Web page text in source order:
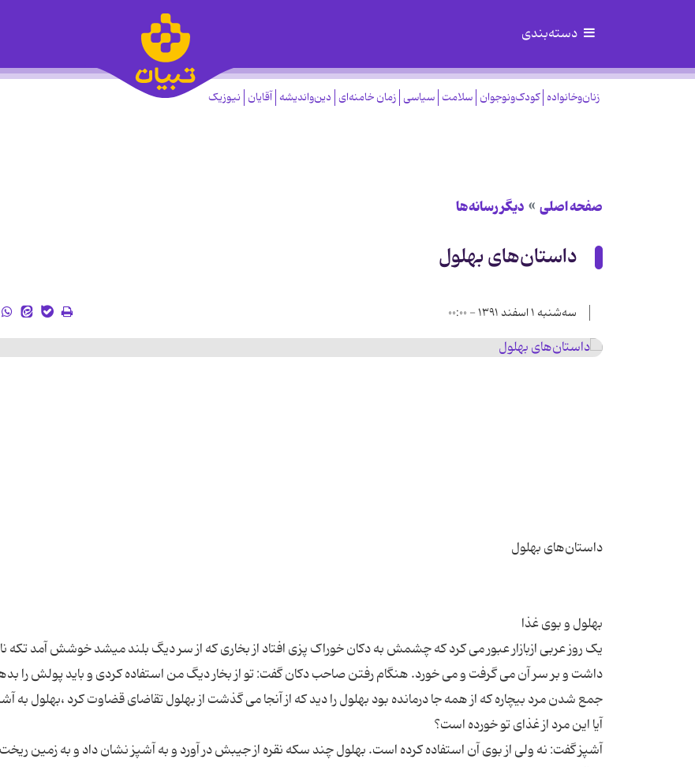
دسته‌بندی
زنان‌وخانواده کودک‌ونوجوان سلامت سیاسی زمان خامنه‌ای دین‌واندیشه آقایان نیوزیک
صفحه اصلی دیگر رسانه‌ها
داستان‌های بهلول
سه‌شنبه ۱ اسفند ۱۳۹۱ - ۰۰:۰۰
یک روز عربی ازبازار عبور می کرد که چشمش به دکان خوراک پزی افتاد از بخاری که از سر دیگ بلند میشد خوشش آمد تکه
داشت و بر سر آن می گرفت و می خورد. هنگام رفتن صاحب دکان گفت: تو از بخار دیگ من استفاده کردی و باید پولش را
جمع شدن مرد بیچاره که از همه جا درمانده بود بهلول را دید که از آنجا می گذشت از بهلول تقاضای قضاوت کرد ،بهلول به
آشپز گفت: نه ولی از بوی آن استفاده کرده است. بهلول چند سکه نقره از جیبش در آورد و به آشپز نشان داد و به زمین